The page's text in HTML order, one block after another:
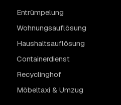
Entrümpelung
Wohnungsauflösung
Haushaltsauflösung
Containerdienst
Recyclinghof
Möbeltaxi & Umzug